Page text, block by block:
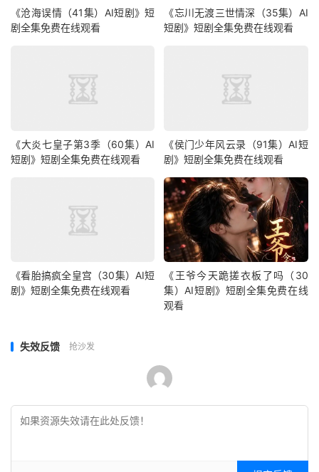
《沧海误情（41集）AI短剧》短
剧全集免费在线观看
《忘川无渡三世情深（35集）AI
短剧》短剧全集免费在线观看
《大炎七皇子第3季（60集）AI
短剧》短剧全集免费在线观看
《侯门少年风云录（91集）AI短
剧》短剧全集免费在线观看
《看胎搞疯全皇宫（30集）AI短
剧》短剧全集免费在线观看
《王爷今天跪搓衣板了吗（30
集）AI短剧》短剧全集免费在线
观看
失效反馈 抢沙发